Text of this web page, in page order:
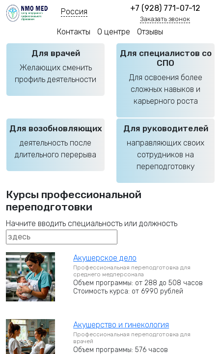
Россия
Контакты О центре Отзывы
+7 (928) 771-07-12
Заказать звонок
Для врачей
Желающих сменить
профиль деятельности
Для специалистов со
СПО
Для освоения более
сложных навыков и
карьерного роста
Для возобновляющих
деятельность после
длительного перерыва
Для руководителей
направляющих своих
сотрудников на
переподготовку
Курсы профессиональной
переподготовки
Начните вводить специальность или должность
Акушерское дело
Профессиональная переподготовка для
среднего медперсонала
Объем программы: от 288 до 508 часов
Стоимость курса: от 6990 рублей
Акушерство и гинекология
Профессиональная переподготовка для
врачей
Объем программы: 576 часов